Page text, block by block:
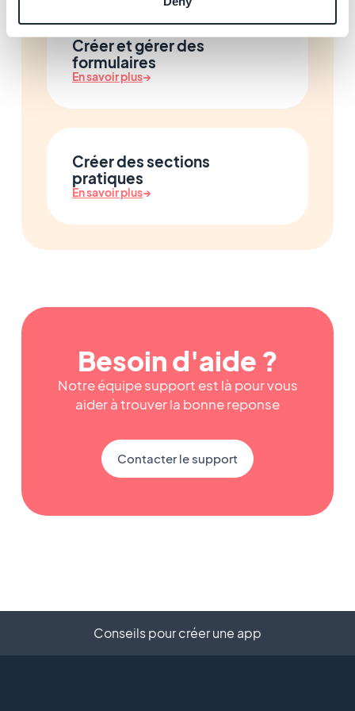
Créer et gérer des
formulaires
En savoir plus→
Créer des sections
pratiques
En savoir plus→
Besoin d'aide ?
Notre équipe support est là pour vous
aider à trouver la bonne reponse
Contacter le support
Conseils pour créer une app